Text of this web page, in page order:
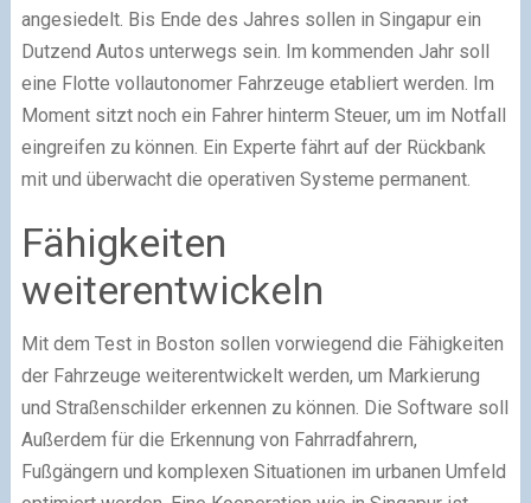
angesiedelt. Bis Ende des Jahres sollen in Singapur ein
Dutzend Autos unterwegs sein. Im kommenden Jahr soll
eine Flotte vollautonomer Fahrzeuge etabliert werden. Im
Moment sitzt noch ein Fahrer hinterm Steuer, um im Notfall
eingreifen zu können. Ein Experte fährt auf der Rückbank
mit und überwacht die operativen Systeme permanent.
Fähigkeiten
weiterentwickeln
Mit dem Test in Boston sollen vorwiegend die Fähigkeiten
der Fahrzeuge weiterentwickelt werden, um Markierung
und Straßenschilder erkennen zu können. Die Software soll
Außerdem für die Erkennung von Fahrradfahrern,
Fußgängern und komplexen Situationen im urbanen Umfeld